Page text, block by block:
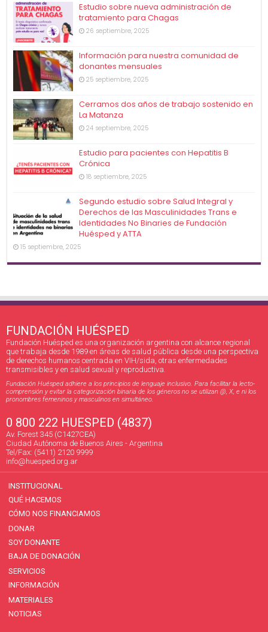
Estudio sobre nueva administración de
tratamiento para Chagas
26 septiembre, 2025
Información para nuestra comunidad de
donantes mensuales
25 septiembre, 2025
Cerramos dos años de trabajo sostenido en
La Matanza
24 septiembre, 2025
Estudio para pacientes con Hepatitis B
Crónica
18 septiembre, 2025
Segundo estudio sobre Salud Integral y
Derechos de las Masculinidades Trans e
Identidades No Binaries de Fundación
Huésped y ATTA
15 septiembre, 2025
FUNDACIÓN HUÉSPED
Fundación Huésped es una organización argentina con alcance regional
que trabaja desde 1989 en áreas de salud pública desde una perspectiva
de derechos humanos centrada en VIH/sida, otras enfermedades
transmisibles y en salud sexual y reproductiva.
Fundación Huésped adhiere a los principios de lenguaje inclusivo. Para facilitar la lecto-
comprensión y evitar la categorización binaria de los géneros no se utilizan @, X, e ni los
pronombres femeninos y masculinos en simultáneo.
0 800 222 HUESPED (4837)
Av. Forest 345 (C1427CEA)
Ciudad Autónoma de Buenos Aires - Argentina
Tel/Fax: (5411) 2120 9999
info@huesped.org.ar
INSTITUCIONAL
QUÉ HACEMOS
CÓMO NOS FINANCIAMOS
DONAR
SOY DONANTE
BAJA DE DONACIÓN
SERVICIOS
INFORMACIÓN
MATERIALES
NOTICIAS